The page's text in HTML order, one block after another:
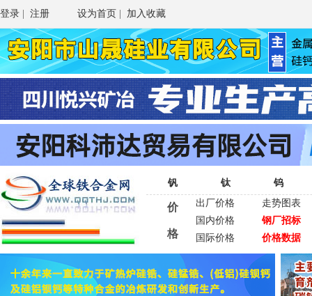
登录 注册 设为首页 加入收藏
钒 钛 钨
价
格
出厂价格
走势图表
国内价格
钢厂招标
国际价格
价格数据